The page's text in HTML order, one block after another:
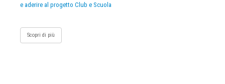
e aderire al progetto Club e Scuola
Scopri di più